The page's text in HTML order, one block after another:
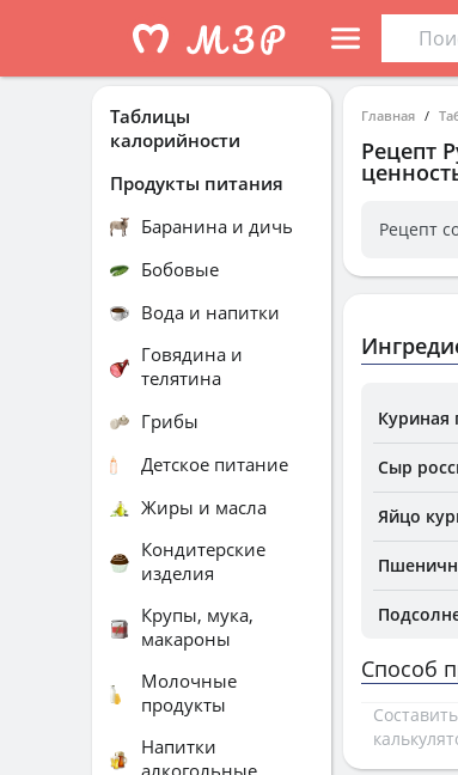
Главная
Рецепт
Рецепт
Куриная
Сыр
Яйцо
Способ
Таблицы
калорийности
Продукты питания
Баранина и дичь
Бобовые
Вода и напитки
Говядина и
телятина
Грибы
Детское питание
Жиры и масла
Кондитерские
изделия
Крупы, мука,
макароны
Молочные
продукты
Напитки
алкогольные